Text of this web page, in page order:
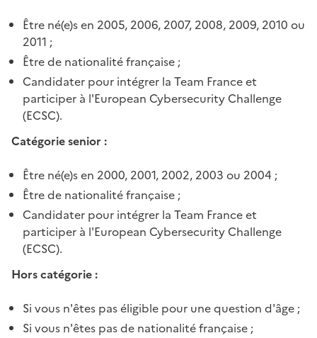
Être né(e)s en 2005, 2006, 2007, 2008, 2009, 2010 ou
2011 ;
Être de nationalité française ;
Candidater pour intégrer la Team France et
participer à l'European Cybersecurity Challenge
(ECSC).
Catégorie senior :
Être né(e)s en 2000, 2001, 2002, 2003 ou 2004 ;
Être de nationalité française ;
Candidater pour intégrer la Team France et
participer à l'European Cybersecurity Challenge
(ECSC).
Hors catégorie :
Si vous n'êtes pas éligible pour une question d'âge ;
Si vous n'êtes pas de nationalité française ;